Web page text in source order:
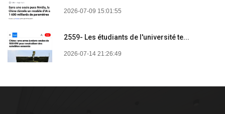
2026-07-09 15:01:55
2559- Les étudiants de l'université te...
2026-07-14 21:26:49